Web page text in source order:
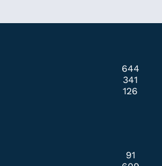
644
341
126
91